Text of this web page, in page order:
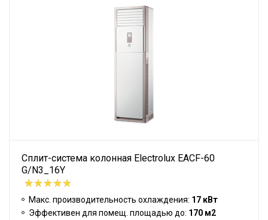
Сплит-система колонная Electrolux EACF-60
G/N3_16Y
Макс. производительность охлаждения: 17 кВт
Эффективен для помещ. площадью до: 170 м2